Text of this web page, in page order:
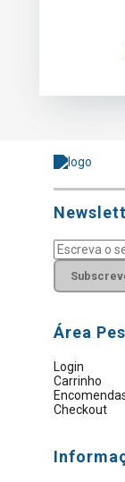
Área
Login
Carrinho
Checkout